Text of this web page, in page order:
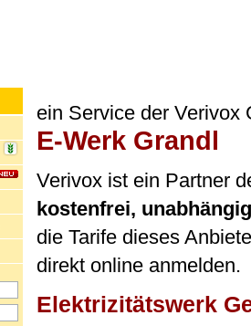
ein Service der Verivox
E-Werk Grandl
Verivox ist ein Partner
kostenfrei,
die Tarife dieses
direkt online anmelden.
Elektrizitätswerk